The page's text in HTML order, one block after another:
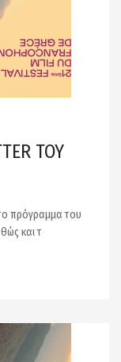
ΤΟΥ
πρόγραμμα του
και τ